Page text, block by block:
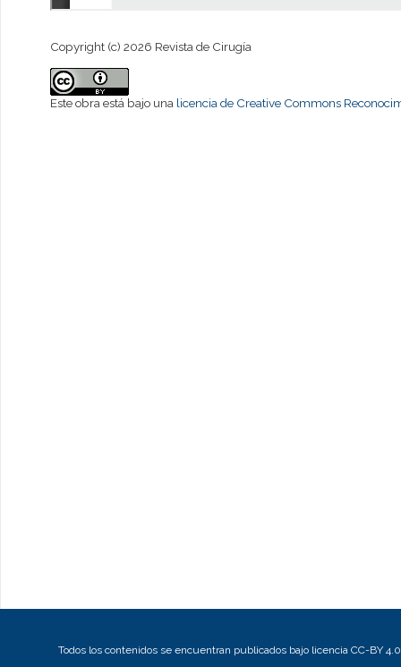
Copyright (c) 2026 Revista de Cirugía
Este obra está bajo una licencia de Creative Commons
Todos los contenidos se encuentran publicados bajo licencia CC-BY 4.0